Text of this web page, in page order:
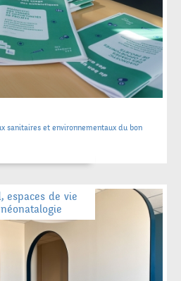
sanitaires et environnementaux du bon
espaces de vie